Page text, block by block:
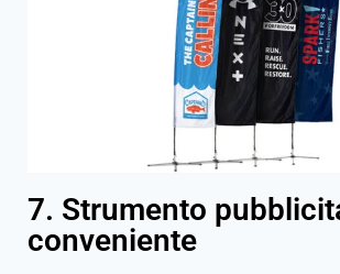
7. Strumento
conveniente